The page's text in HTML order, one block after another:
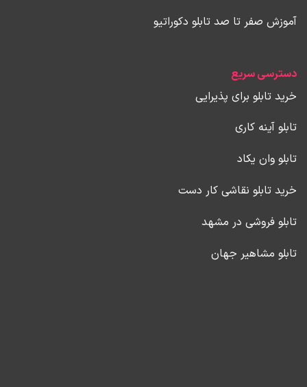
آموزش صفر تا صد تابلو دکوراتیو
دسترسی سریع
خرید تابلو برای پذیرایی
تابلو آینه کاری
تابلو وان یکاد
خرید تابلو نقاشی کار دست
تابلو فروشی در مشهد
تابلو مشاهیر جهان